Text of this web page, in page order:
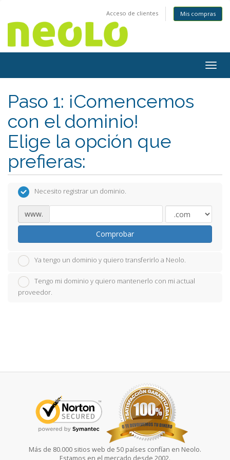
Acceso de clientes Mis compras
Paso 1: ¡Comencemos
con el dominio!
Elige la opción que
prefieras:
Necesito registrar un dominio.
www.
Comprobar
Ya tengo un dominio y quiero transferirlo a Neolo.
Tengo mi dominio y quiero mantenerlo con mi actual
proveedor.
Más de 80.000 sitios web de 50 países confían en Neolo.
Estamos en el mercado desde 2002.